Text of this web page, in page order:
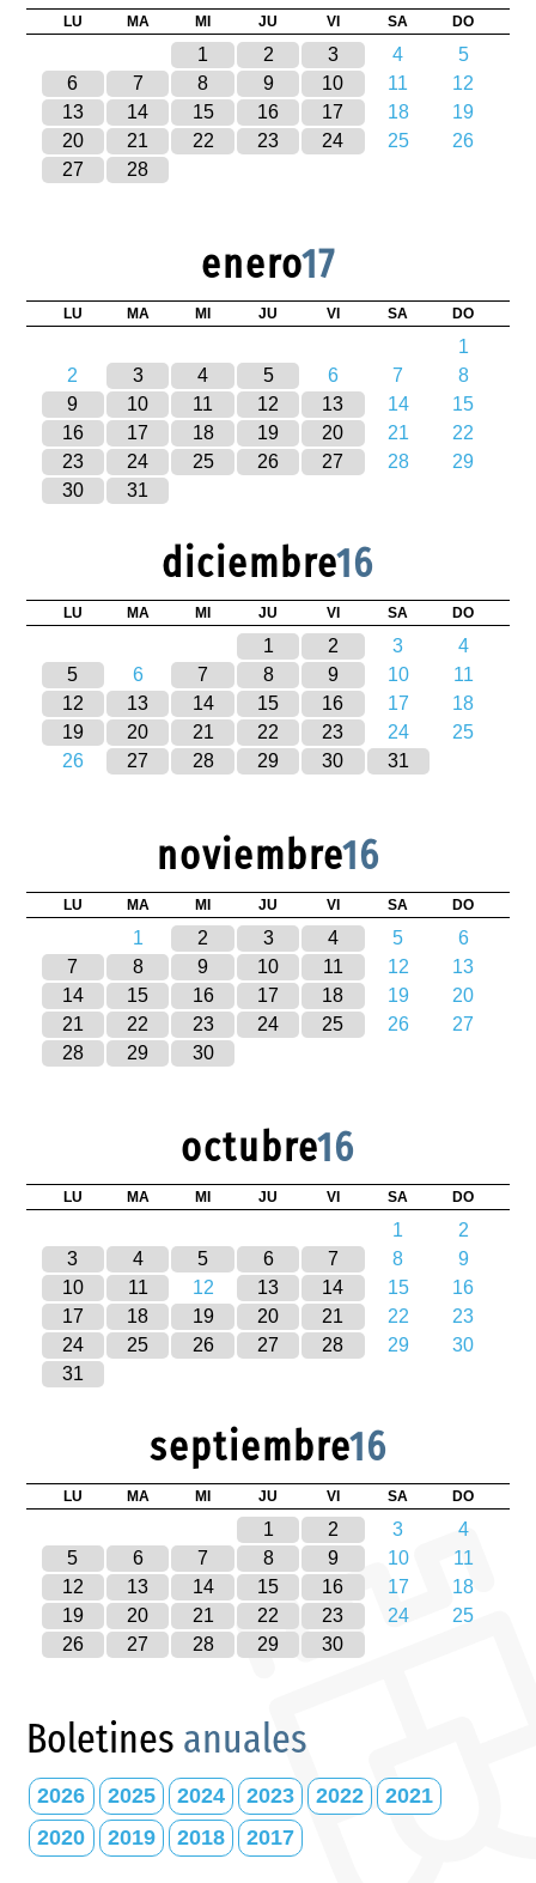
LU MA MI JU VI SA DO
1 2 3 4
5
6
7 8 9 10 11
12
13
14 15 16 17 18
19
20
21 22 23 24 25
26
27
28
enero17
LU MA MI JU VI SA DO
1
2
3 4 5 6 7
8
9
10 11 12 13 14
15
16
17 18 19 20 21
22
23
24 25 26 27 28
29
30
31
diciembre16
LU MA MI JU VI SA DO
1 2 3
4
5
6 7 8 9 10
11
12
13 14 15 16 17
18
19
20 21 22 23 24
25
26
27 28 29 30 31
noviembre16
LU MA MI JU VI SA DO
1 2 3 4 5
6
7
8 9 10 11 12
13
14
15 16 17 18 19
20
21
22 23 24 25 26
27
28
29 30
octubre16
LU MA MI JU VI SA DO
1
2
3
4 5 6 7 8
9
10
11 12 13 14 15
16
17
18 19 20 21 22
23
24
25 26 27 28 29
30
31
septiembre16
LU MA MI JU VI SA DO
1 2 3
4
5
6 7 8 9 10
11
12
13 14 15 16 17
18
19
20 21 22 23 24
25
26
27 28 29 30
Boletines anuales
2026 2025 2024 2023 2022
2021
2020
2019 2018 2017